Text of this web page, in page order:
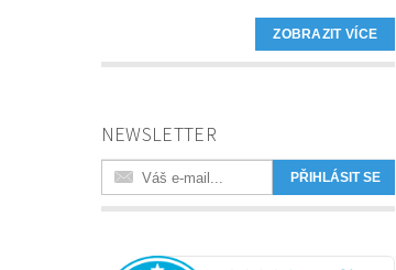
ZOBRAZIT VÍCE
NEWSLETTER